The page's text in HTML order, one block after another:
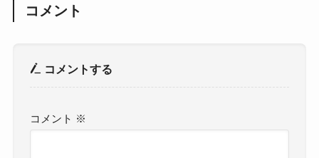
コメント
コメントする
コメント ※